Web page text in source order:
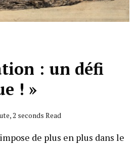
: un défi
! »
2 seconds Read
de plus en plus dans le